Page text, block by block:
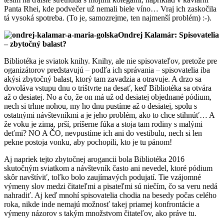
Panta Rhei, kde podvečer už nemali biele víno… Vraj ich zaskočila
tá vysoká spotreba. (To je, samozrejme, ten najmenší problém) :-).
Ondrej Kalamár: Spisovatelia
– zbytočný balast?
Bibliotéka je sviatok knihy. Knihy, ale nie spisovateľov, pretože pre
oganizátorov predstavujú – podľa ich správania – spisovatelia iba
akýsi zbytočný balast, ktorý tam zavadzia a otravuje. A drzo sa
dovoláva vstupu dnu o trištvrte na desať, keď Bibliotéka sa otvára
až o desiatej. No a čo, že on má už od desiatej objednané pódium,
nech si trhne nohou, my ho dnu pustíme až o desiatej, spolu s
ostatnými návštevníkmi a je jeho problém, ako to chce stihnúť… A
že voku je zima, prší, príšerne fúka a stoja tam rodiny s malými
deťmi? NO A ČO, nevpustíme ich ani do vestibulu, nech si len
pekne postoja vonku, aby pochopili, kto je tu pánom!
Aj napriek tejto zbytočnej arogancii bola Bibliotéka 2016
skutočným sviatkom a návštevník často ani nevedel, ktoré pódium
skôr navštíviť, toľko bolo zaujímavých podujatí. Tie vzájomné
výmeny slov medzi čitateľmi a pisateľmi sú niečím, čo sa veru nedá
nahradiť. Aj keď mnohí spisovatelia chodia na besedy počas celého
roka, nikde inde nemajú možnosť takej priamej konfrontácie a
výmeny názorov s takým množstvom čitateľov, ako práve tu.